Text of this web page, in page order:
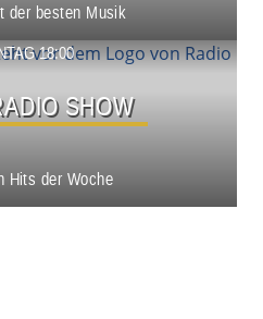
der besten Musik
18:00
SHOW
Hits der Woche